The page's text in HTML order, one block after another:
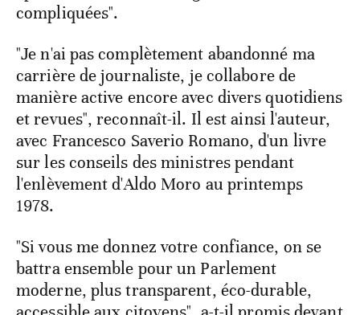
compliquées".
"Je n'ai pas complètement abandonné ma
carrière de journaliste, je collabore de
manière active encore avec divers quotidiens
et revues", reconnaît-il. Il est ainsi l'auteur,
avec Francesco Saverio Romano, d'un livre
sur les conseils des ministres pendant
l'enlèvement d'Aldo Moro au printemps
1978.
"Si vous me donnez votre confiance, on se
battra ensemble pour un Parlement
moderne, plus transparent, éco-durable,